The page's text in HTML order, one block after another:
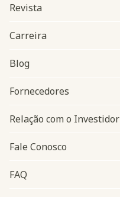
Navegação do rodapé
Revista
Carreira
Blog
Fornecedores
Relação com o Investidor
Fale Conosco
FAQ